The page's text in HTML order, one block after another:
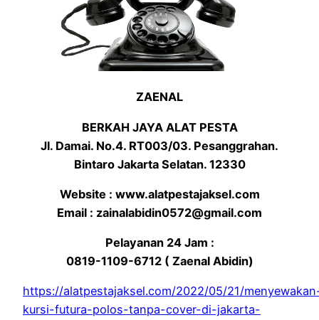
ZAENAL
BERKAH JAYA ALAT PESTA
Jl. Damai. No.4. RT003/03. Pesanggrahan.
Bintaro Jakarta Selatan. 12330
Website : www.alatpestajaksel.com
Email : zainalabidin0572@gmail.com
Pelayanan 24 Jam :
0819-1109-6712 ( Zaenal Abidin)
https://alatpestajaksel.com/2022/05/21/
kursi-futura-polos-tanpa-cover-di-jakarta-